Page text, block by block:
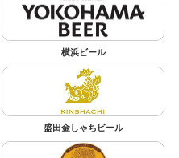
横浜ビール
盛田金しゃちビール